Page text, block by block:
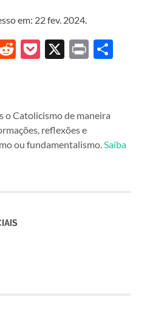
em: 22 fev. 2024.
Reddit
Pocket
X Print
o Catolicismo de maneira
reflexões e
ou fundamentalismo.Saiba